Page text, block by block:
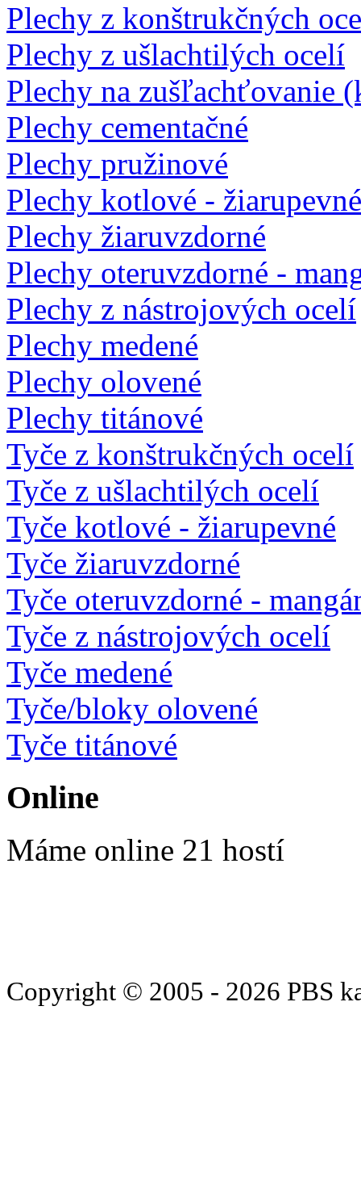
Plechy z konštrukčných
Plechy z ušlachtilých ocelí
Plechy na zušľachťovanie
Plechy cementačné
Plechy pružinové
Plechy kotlové - žiarupevné
Plechy žiaruvzdorné
Plechy oteruvzdorné -
Plechy z nástrojových ocelí
Plechy medené
Plechy olovené
Plechy titánové
Tyče z konštrukčných ocelí
Tyče z ušlachtilých ocelí
Tyče kotlové - žiarupevné
Tyče žiaruvzdorné
Tyče oteruvzdorné -
Tyče z nástrojových ocelí
Tyče medené
Tyče/bloky olovené
Tyče titánové
Online
Máme online 21 hostí
Copyright © 2005 - 2026 PBS